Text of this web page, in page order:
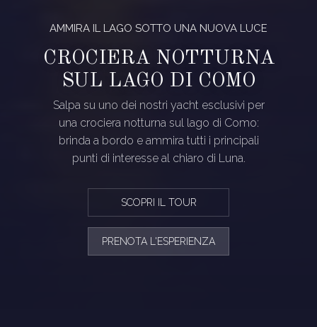
AMMIRA IL LAGO SOTTO UNA NUOVA LUCE
CROCIERA NOTTURNA
SUL LAGO DI COMO
Salpa su uno dei nostri yacht esclusivi per
una crociera notturna sul lago di Como:
brinda a bordo e ammira tutti i principali
punti di interesse al chiaro di Luna.
SCOPRI IL TOUR
PRENOTA L'ESPERIENZA